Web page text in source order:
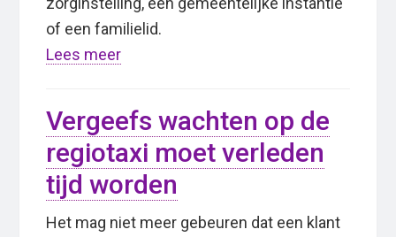
of een familielid.
Lees meer
Vergeefs wachten op de
regiotaxi moet verleden
tijd worden
Het mag niet meer gebeuren dat een klant